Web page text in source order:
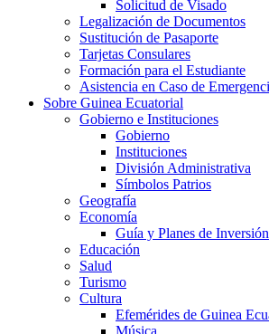
Solicitud de Visado
Legalización de Documentos
Sustitución de Pasaporte
Tarjetas Consulares
Formación para el Estudiante
Asistencia en Caso de
Sobre Guinea Ecuatorial
Gobierno e Instituciones
Gobierno
Instituciones
División Administrativa
Símbolos Patrios
Geografía
Economía
Guía y Planes de Inversión
Educación
Salud
Turismo
Cultura
Efemérides de Guinea
Música